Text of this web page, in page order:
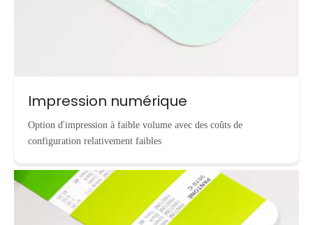
Impression numérique
Option d'impression à faible volume avec des coûts de
configuration relativement faibles